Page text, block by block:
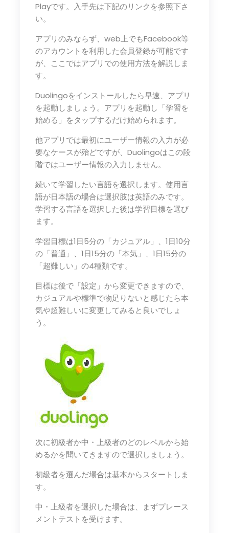
Playです。入手先は下記のリンクを参照下さ
い。
アプリのみならず、web上でもFacebook等
のアカウントを利用した会員登録が可能です
が、ここではアプリでの使用方法を解説しま
す。
Duolingoをインストールしたら早速、アプリ
を起動しましょう。アプリを起動し「学習を
始める」をタップするだけ始められます。
他アプリでは最初にユーザー情報の入力が必
要なケースが殆どですが、Duolingoはこの段
階ではユーザー情報の入力しません。
続いて学習したい言語を選択します。使用言
語が日本語の場合は選択肢は英語のみです。
学習する言語を選択した後は学習目標を選び
ます。
学習目標は1日5分の「カジュアル」、1日10分
の「普通」、1日15分の「本気」、1日15分の
「超難しい」の4種類です。
目標は後で「設定」から変更できますので、
カジュアルや標準で物足りないと感じたら本
気や超難しいに変更してみると良いでしょ
う。
次に初級者か中・上級者のどのレベルから始
めるかを聞いてきますので選択しましょう。
初級者を選んだ場合は基本からスタートしま
す。
中・上級者を選択した場合は、まずプレース
メントテストを受けます。